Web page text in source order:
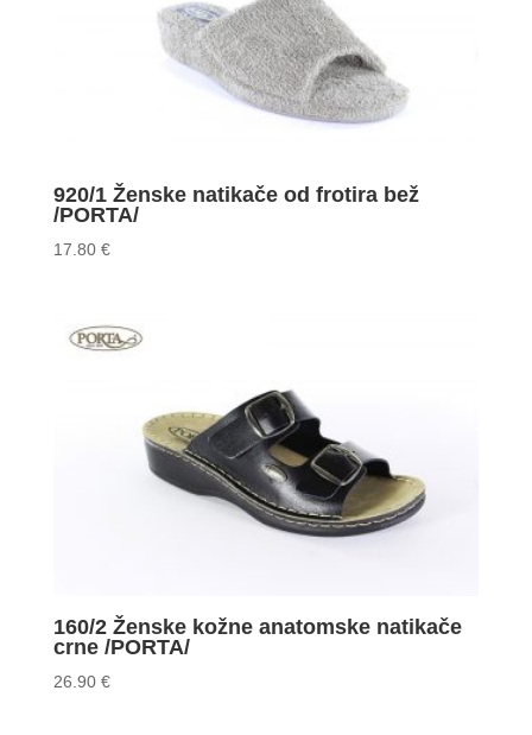
920/1 Ženske natikače od frotira bež
/PORTA/
17.80 €
160/2 Ženske kožne anatomske natikače
crne /PORTA/
26.90 €